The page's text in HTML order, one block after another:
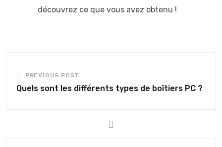
découvrez ce que vous avez obtenu !
PREVIOUS POST
Quels sont les différents types de boîtiers PC ?